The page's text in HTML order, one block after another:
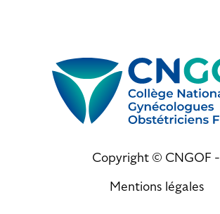
Copyright © CNGOF -
Mentions légales